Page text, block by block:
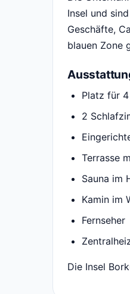
Insel und
Geschäfte,
blauen Zone
Platz für
2
Terrasse
Sauna im
Kamin im
Fernseher
Die Insel